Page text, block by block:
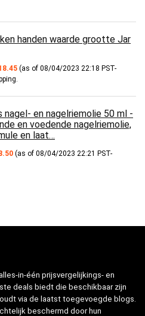
handen waarde grootte Jar
(as of 08/04/2023 22:18 PST-
.
nagel- en nagelriemolie 50 ml -
en voedende nagelriemolie,
en laat…
(as of 08/04/2023 22:21 PST-
in-één prijsvergelijkings- en
deals biedt die beschikbaar zijn
via de laatst toegevoegde blogs.
beschermd door hun